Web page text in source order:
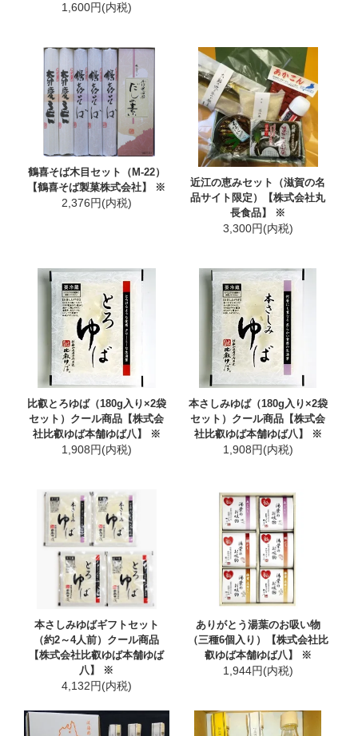
1,600円(内税)
鶴喜そば木目セット（M-22）
【鶴喜そば製菓株式会社】 ※
2,376円(内税)
近江の恵みセット（滋賀の名
品サイト限定）【株式会社丸
長食品】 ※
3,300円(内税)
比叡とろゆば（180g入り×2袋
セット）クール商品【株式会
社比叡ゆば本舗ゆば八】 ※
1,908円(内税)
本さしみゆば（180g入り×2袋
セット）クール商品【株式会
社比叡ゆば本舗ゆば八】 ※
1,908円(内税)
本さしみゆばギフトセット
（約2～4人前）クール商品
【株式会社比叡ゆば本舗ゆば
八】 ※
4,132円(内税)
ありがとう湯葉のお吸い物
（三種6個入り）【株式会社比
叡ゆば本舗ゆば八】 ※
1,944円(内税)